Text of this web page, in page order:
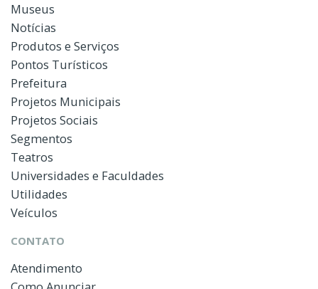
Museus
Notícias
Produtos e Serviços
Pontos Turísticos
Prefeitura
Projetos Municipais
Projetos Sociais
Segmentos
Teatros
Universidades e Faculdades
Utilidades
Veículos
CONTATO
Atendimento